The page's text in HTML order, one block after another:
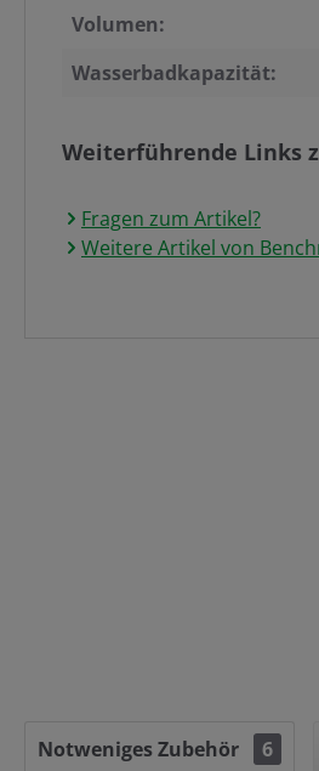
Volumen:
Wasserbadkapazität:
Weiterführende Links
Fragen zum Artikel?
Weitere Artikel von
Notweniges Zubehör 6